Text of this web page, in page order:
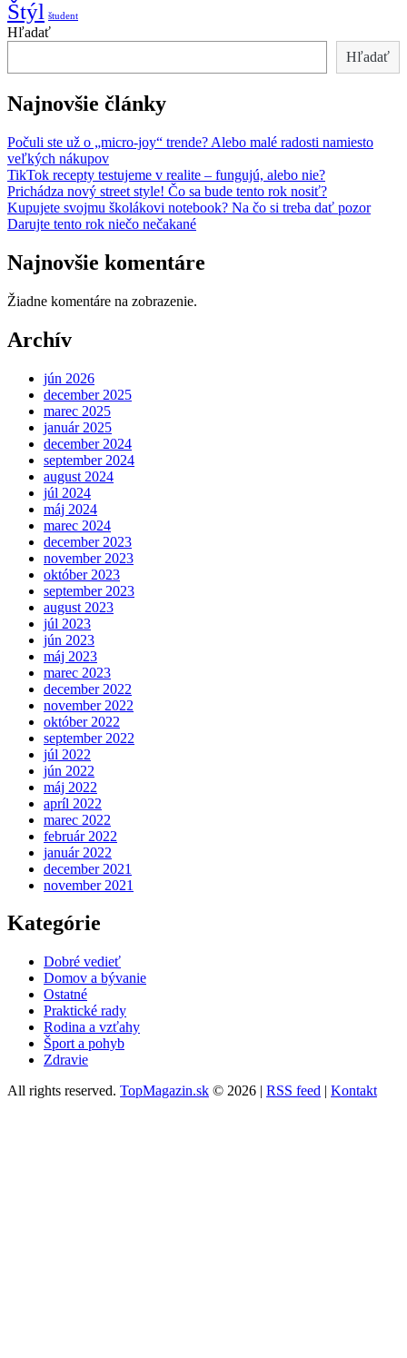
Štýl študent
Hľadať
Hľadať
Najnovšie články
Počuli ste už o „micro-joy“ trende? Alebo malé radosti namiesto
veľkých nákupov
TikTok recepty testujeme v realite – fungujú, alebo nie?
Prichádza nový street style! Čo sa bude tento rok nosiť?
Kupujete svojmu školákovi notebook? Na čo si treba dať pozor
Darujte tento rok niečo nečakané
Najnovšie komentáre
Žiadne komentáre na zobrazenie.
Archív
jún 2026
december 2025
marec 2025
január 2025
december 2024
september 2024
august 2024
júl 2024
máj 2024
marec 2024
december 2023
november 2023
október 2023
september 2023
august 2023
júl 2023
jún 2023
máj 2023
marec 2023
december 2022
november 2022
október 2022
september 2022
júl 2022
jún 2022
máj 2022
apríl 2022
marec 2022
február 2022
január 2022
december 2021
november 2021
Kategórie
Dobré vedieť
Domov a bývanie
Ostatné
Praktické rady
Rodina a vzťahy
Šport a pohyb
Zdravie
All rights reserved. TopMagazin.sk © 2026 | RSS feed | Kontakt